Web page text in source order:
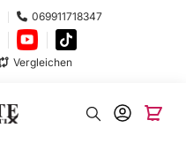
069911718347
Vergleichen